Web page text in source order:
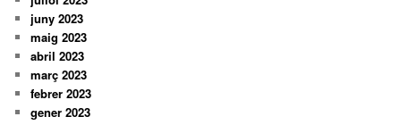
juny 2023
maig 2023
abril 2023
març 2023
febrer 2023
gener 2023